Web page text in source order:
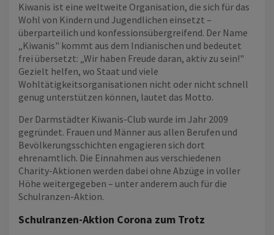
Kiwanis ist eine weltweite Organisation, die sich für das
Wohl von Kindern und Jugendlichen einsetzt –
überparteilich und konfessionsübergreifend. Der Name
„Kiwanis" kommt aus dem Indianischen und bedeutet
frei übersetzt: „Wir haben Freude daran, aktiv zu sein!"
Gezielt helfen, wo Staat und viele
Wohltätigkeitsorganisationen nicht oder nicht schnell
genug unterstützen können, lautet das Motto.
Der Darmstädter Kiwanis-Club wurde im Jahr 2009
gegründet. Frauen und Männer aus allen Berufen und
Bevölkerungsschichten engagieren sich dort
ehrenamtlich. Die Einnahmen aus verschiedenen
Charity-Aktionen werden dabei ohne Abzüge in voller
Höhe weitergegeben – unter anderem auch für die
Schulranzen-Aktion.
Schulranzen-Aktion Corona zum Trotz